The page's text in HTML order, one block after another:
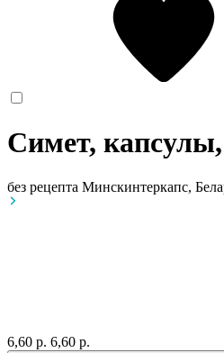
Симет,
без рецепта Минскинтеркапс,
6,60 р. 6,60 р.